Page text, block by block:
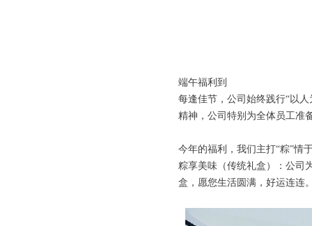
端午福利到
每逢佳节，公司始终践行“以
精神，公司特别为全体员工准
今年的福利，我们主打“粽”情
粽享美味（传统礼盒）：公司
盒，愿您生活圆满，好运连连